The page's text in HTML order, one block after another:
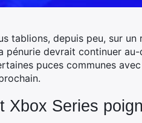
tablions, depuis peu, sur
pénurie devrait continuer
puces communes
Xbox Series